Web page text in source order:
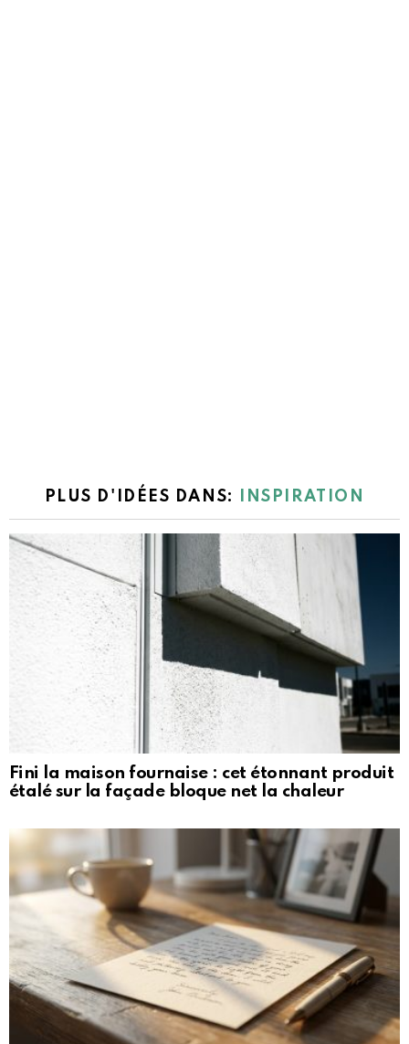
PLUS D'IDÉES DANS: INSPIRATION
Fini la maison fournaise : cet étonnant produit
étalé sur la façade bloque net la chaleur